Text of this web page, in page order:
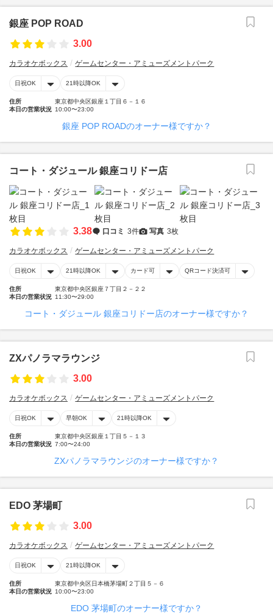
銀座 POP ROAD
3.00
カラオケボックス ゲームセンター・アミューズメントパーク
日祝OK 21時以降OK
住所
東京都中央区銀座１丁目６－１６
本日の営業状況 10:00〜23:00
銀座 POP ROADのオーナー様ですか？
コート・ダジュール 銀座コリドー店
3.38 口コミ 3件 写真 3枚
カラオケボックス ゲームセンター・アミューズメントパーク
日祝OK 21時以降OK カード可 QRコード決済可
住所
東京都中央区銀座７丁目２－２２
本日の営業状況 11:30〜29:00
コート・ダジュール 銀座コリドー店のオーナー様ですか？
ZXパノラマラウンジ
3.00
カラオケボックス ゲームセンター・アミューズメントパーク
日祝OK 早朝OK 21時以降OK
住所
東京都中央区銀座１丁目５－１３
本日の営業状況 7:00〜24:00
ZXパノラマラウンジのオーナー様ですか？
EDO 茅場町
3.00
カラオケボックス ゲームセンター・アミューズメントパーク
日祝OK 21時以降OK
住所
東京都中央区日本橋茅場町２丁目５－６
本日の営業状況 10:00〜23:00
EDO 茅場町のオーナー様ですか？